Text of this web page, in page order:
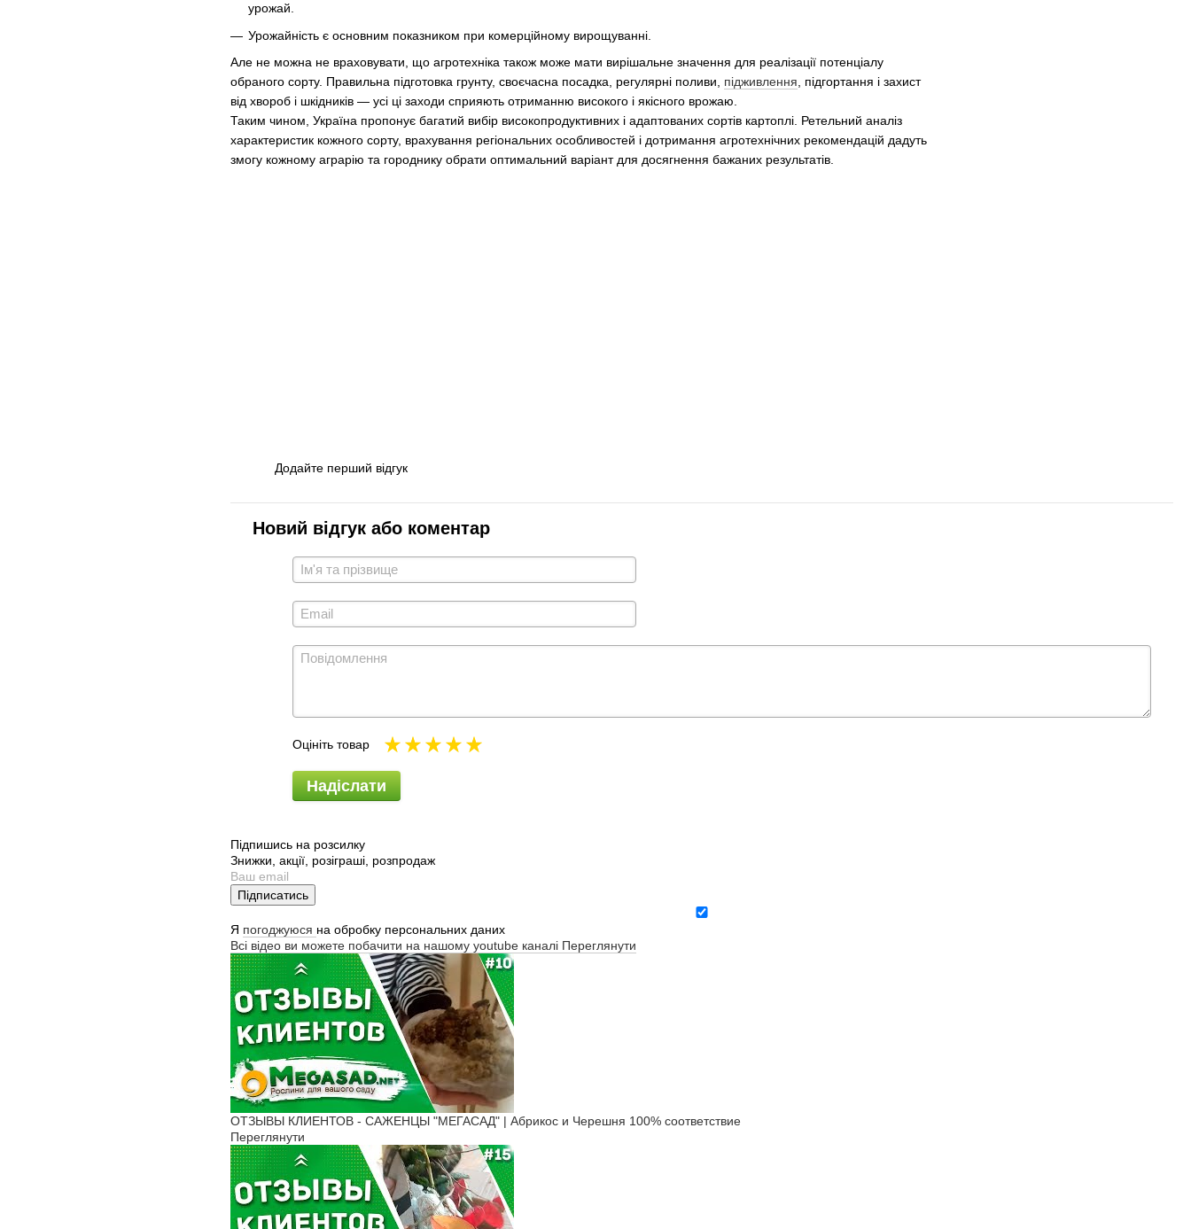
урожай.
Урожайність є основним показником при комерційному вирощуванні.
Але не можна не враховувати, що агротехніка також може мати вирішальне значення для реалізації потенціалу
обраного сорту. Правильна підготовка грунту, своєчасна посадка, регулярні поливи, підживлення , підгортання і захист
від хвороб і шкідників — усі ці заходи сприяють отриманню високого і якісного врожаю.
Таким чином, Україна пропонує багатий вибір високопродуктивних і адаптованих сортів картоплі. Ретельний аналіз
характеристик кожного сорту, врахування регіональних особливостей і дотримання агротехнічних рекомендацій дадуть
змогу кожному аграрію та городнику обрати оптимальний варіант для досягнення бажаних результатів.
Додайте перший відгук
Новий відгук або коментар
Оцініть товар
Надіслати
Підпишись на розсилку
Знижки, акції, розіграші, розпродаж
Підписатись
Я погоджуюся на обробку персональних даних
Всі відео ви можете побачити на нашому youtube каналі Переглянути
ОТЗЫВЫ КЛИЕНТОВ - САЖЕНЦЫ "МЕГАСАД" | Абрикос и Черешня 100% соответствие
Переглянути